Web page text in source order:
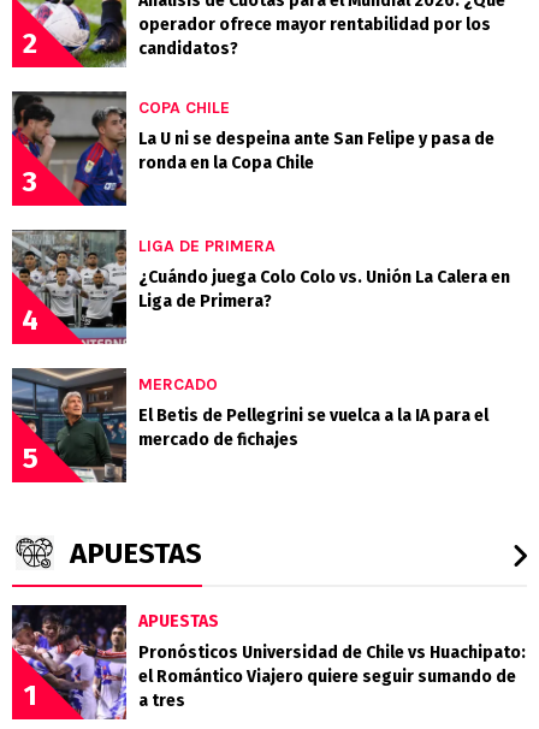
2
operador ofrece mayor rentabilidad por los
candidatos?
3
COPA CHILE
La U ni se despeina ante San Felipe y pasa de
ronda en la Copa Chile
4
LIGA DE PRIMERA
¿Cuándo juega Colo Colo vs. Unión La Calera en
Liga de Primera?
5
MERCADO
El Betis de Pellegrini se vuelca a la IA para el
mercado de fichajes
APUESTAS
1
APUESTAS
Pronósticos Universidad de Chile vs Huachipato:
el Romántico Viajero quiere seguir sumando de
a tres